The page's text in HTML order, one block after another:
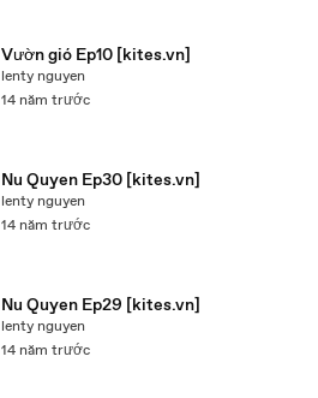
Vườn gió Ep10 [kites.vn]
lenty nguyen
14 năm trước
Nu Quyen Ep30 [kites.vn]
lenty nguyen
14 năm trước
Nu Quyen Ep29 [kites.vn]
lenty nguyen
14 năm trước